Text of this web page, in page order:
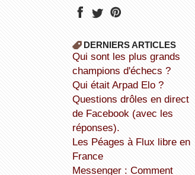
DERNIERS ARTICLES
Qui sont les plus grands
champions d'échecs ?
Qui était Arpad Elo ?
Questions drôles en direct
de Facebook (avec les
réponses).
Les Péages à Flux libre en
France
Messenger : Comment